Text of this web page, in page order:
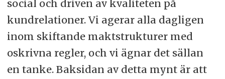
social och driven av kvaliteten på
kundrelationer. Vi agerar alla dagligen
inom skiftande maktstrukturer med
oskrivna regler, och vi ägnar det sällan
en tanke. Baksidan av detta mynt är att